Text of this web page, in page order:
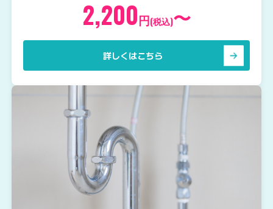
2,200円(税込)〜
詳しくはこちら